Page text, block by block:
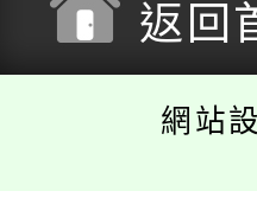
返回
網站